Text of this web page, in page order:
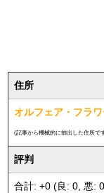
住所
オルフェア・フラ
(記事から機械的に抽出した住所で
評判
合計: +0 (良: 0, 悪: